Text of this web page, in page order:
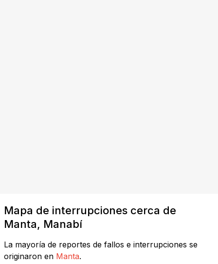
Mapa de interrupciones cerca de
Manta, Manabí
La mayoría de reportes de fallos e interrupciones se
originaron en Manta.